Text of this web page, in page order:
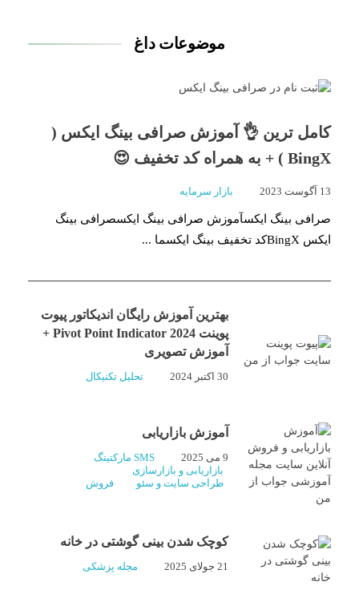
موضوعات داغ
کامل ترین 👌 آموزش صرافی بینگ ایکس (
BingX ) + به همراه کد تخفیف 😍
13 آگوست 2023 بازار سرمایه
صرافی بینگ ایکسآموزش صرافی بینگ ایکسصرافی بینگ
ایکس BingXکد تخفیف بینگ ایکسما ...
بهترین آموزش رایگان اندیکاتور پیوت
پوینت 2024 Pivot Point Indicator +
آموزش تصویری
30 اکتبر 2024 تحلیل تکنیکال
آموزش بازاریابی
9 می 2025
SMS مارکتینگ
بازاریابی و بازارسازی
طراحی سایت و سئو
فروش
کوچک شدن بینی گوشتی در خانه
21 جولای 2025 مجله پزشکی